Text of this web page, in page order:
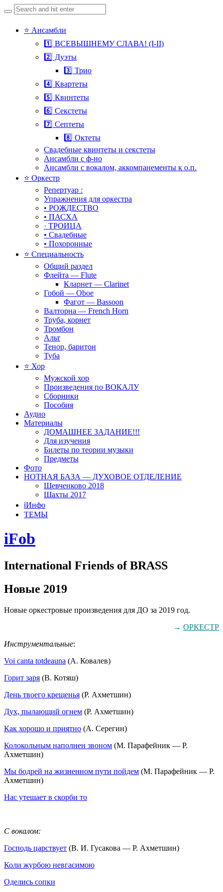
Search
for:
Skip
⭐ Ансамбли
1️⃣ ВСЕВЫШНЕМУ СЛАВА! (I-II)
2️⃣ Дуэты
3️⃣ Трио
4️⃣ Квартеты
5️⃣ Квинтеты
6️⃣ Секстеты
7️⃣ Септеты
8️⃣ Октеты
Свадебные квинтеты и секстеты
Ансамбли с ф-но
Ансамбли с вокалом, аккомпанементы к о.п.
⭐ Оркестр
Репертуар :
Упражнения для оркестра
• РОЖДЕСТВО
• ПАСХА
· ТРОИЦА
• Свадебные
• Похоронные
⭐ Специальность
Общий раздел
Флейта — Flute
Кларнет — Clarinet
Гобой — Oboe
Фагот — Bassoon
Валторна — French Horn
Труба, корнет
Тромбон
Альт
Тенор, баритон
Туба
⭐ Хор
Мужской хор
Произведения по ВОКАЛУ
Сборники
Пособия
Аудио
Материалы
ДОМАШНЕЕ ЗАДАНИЕ!!!
Для изучения
Билеты по теории музыки
Предметы
Фото
НОТНАЯ БАЗА — ДУХОВОЕ ОТДЕЛЕНИЕ
Шевченково 2018
Шахты 2017
ℹ️Инфо
ТЕМЫ
iFob
International Friends of BRASS
Новые 2019
Новые оркестровые произведения для ДО за 2019 год.
→ ОРКЕСТР
Инструментальные:
Voi canta totdeauna (А. Ковалев)
Горит заря (В. Котяш)
День твоего крещенья (Р. Ахметшин)
Дух, пылающий огнем (Р. Ахметшин)
Как хорошо и приятно (А. Серегин)
Колокольным наполнен звоном (М. Парафейник — Р.
Ахметшин)
Мы бодрей на жизненном пути пойдем (М. Парафейник — Р.
Ахметшин)
Нас утешает в скорби то
С вокалом:
Господь царствует (В. И. Гусакова — Р. Ахметшин)
Коли журбою невгасимою
Оделись сопки